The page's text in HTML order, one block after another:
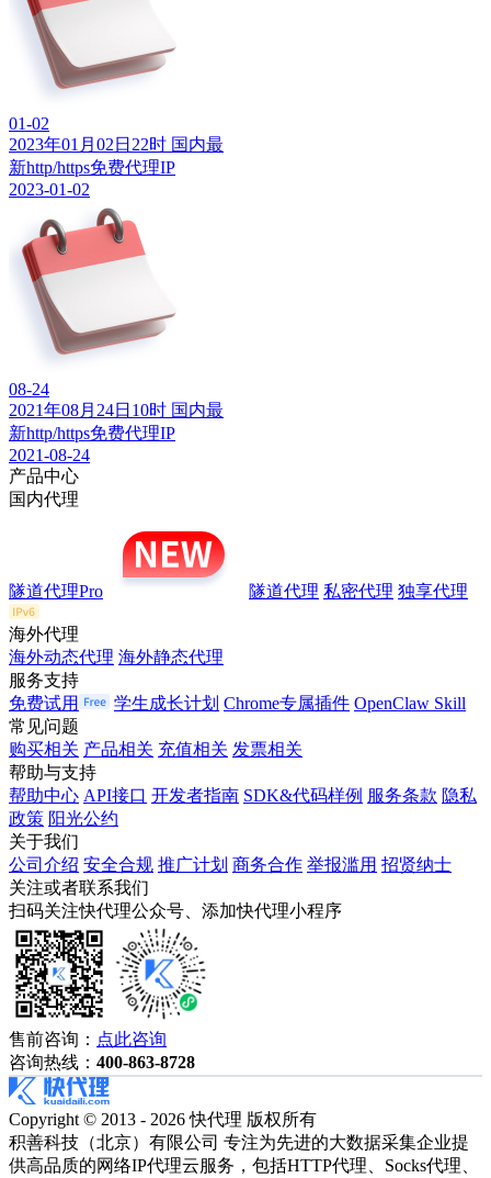
01-02
2023年01月02日22时 国内最
新http/https免费代理IP
2023-01-02
08-24
2021年08月24日10时 国内最
新http/https免费代理IP
2021-08-24
产品中心
国内代理
隧道代理Pro 隧道代理 私密代理 独享代理
海外代理
海外动态代理 海外静态代理
服务支持
免费试用
学生成长计划 Chrome专属插件 OpenClaw Skill
常见问题
购买相关 产品相关 充值相关 发票相关
帮助与支持
帮助中心 API接口 开发者指南 SDK&代码样例 服务条款 隐私
政策 阳光公约
关于我们
公司介绍 安全合规 推广计划 商务合作 举报滥用 招贤纳士
关注或者联系我们
扫码关注快代理公众号、添加快代理小程序
售前咨询： 点此咨询
咨询热线： 400-863-8728
Copyright © 2013 - 2026 快代理 版权所有
积善科技（北京）有限公司 专注为先进的大数据采集企业提
供高品质的网络IP代理云服务，包括HTTP代理、Socks代理、